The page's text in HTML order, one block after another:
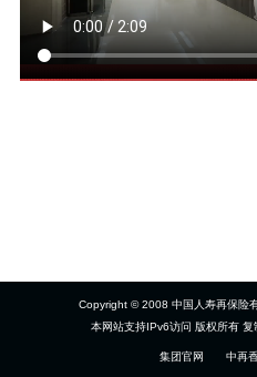
Copyright © 2008 中国人寿再保险
本网站支持IPv6访问 版权所有
集团官网 中再